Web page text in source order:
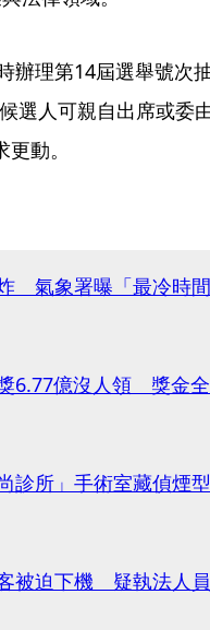
辦理第14屆選舉號次
選人可親自出席或委
動。
氣象署曝「最冷時間
6.77億沒人領 獎金
診所」手術室藏偵煙
被迫下機 疑執法人